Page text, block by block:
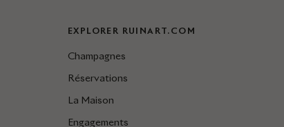
EXPLORER RUINART.COM
Champagnes
Réservations
La Maison
Engagements